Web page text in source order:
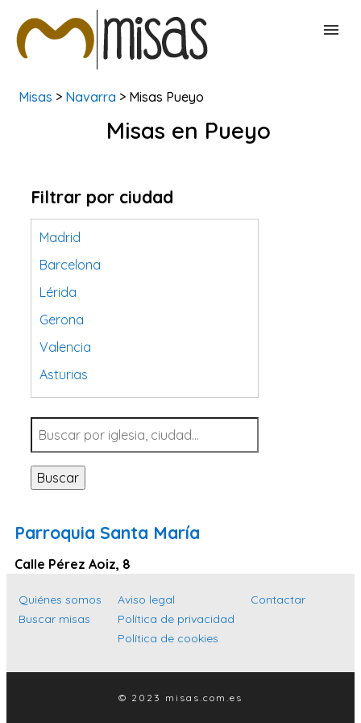
BUSCAR MISAS
Misas > Navarra > Misas Pueyo
Misas en Pueyo
Filtrar por ciudad
Madrid
Barcelona
Lérida
Gerona
Valencia
Asturias
Tarragona
Navarra
Valladolid
Sevilla
Santa Cruz de Tenerife
Cantabria
Islas Baleares
Las Palmas
Alicante
Buscar
Parroquia Santa María
Calle Pérez Aoiz, 8
Quiénes somos
Buscar misas
Aviso legal
Política de privacidad
Política de cookies
Contactar
© 2023 misas.com.es